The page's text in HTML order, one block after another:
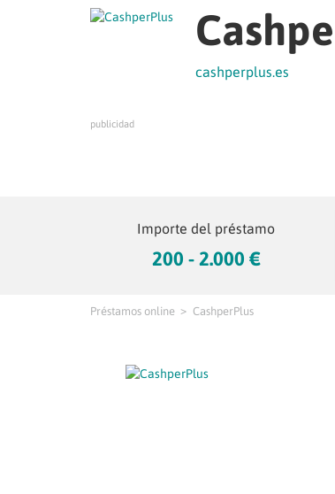
cashperplus.es
publicidad
Importe del préstamo
200 - 2.000 €
Préstamos online CashperPlus